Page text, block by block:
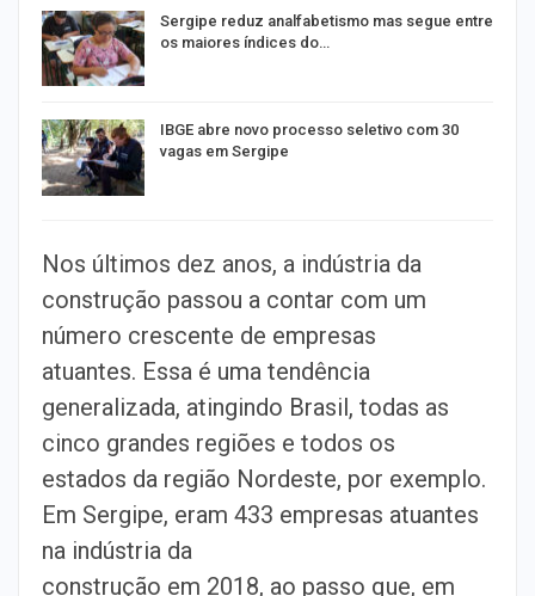
Sergipe reduz analfabetismo mas segue entre
os maiores índices do…
IBGE abre novo processo seletivo com 30
vagas em Sergipe
Nos últimos dez anos, a indústria da
construção passou a contar com um
número crescente de empresas
atuantes. Essa é uma tendência
generalizada, atingindo Brasil, todas as
cinco grandes regiões e todos os
estados da região Nordeste, por exemplo.
Em Sergipe, eram 433 empresas atuantes
na indústria da
construção em 2018, ao passo que, em